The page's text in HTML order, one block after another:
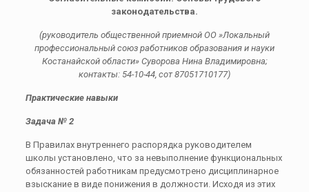
законодательства.
(руководитель общественной приемной ОО »Локальный
профессиональный союз работников образования и науки
Костанайской области» Суворова Нина Владимировна;
контакты: 54-10-44, сот 87051710177)
Практические навыки
Задача № 2
В Правилах внутреннего распорядка руководителем
школы установлено, что за невыполнение функциональных
обязанностей работникам предусмотрено дисциплинарное
взыскание в виде понижения в должности. Исходя из этих